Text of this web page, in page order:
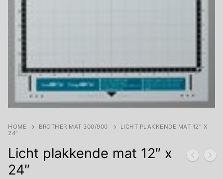
HOME BROTHER MAT 300/900
LICHT PLAKKENDE MAT 12″ X
24″
Licht plakkende mat 12″ x
24″